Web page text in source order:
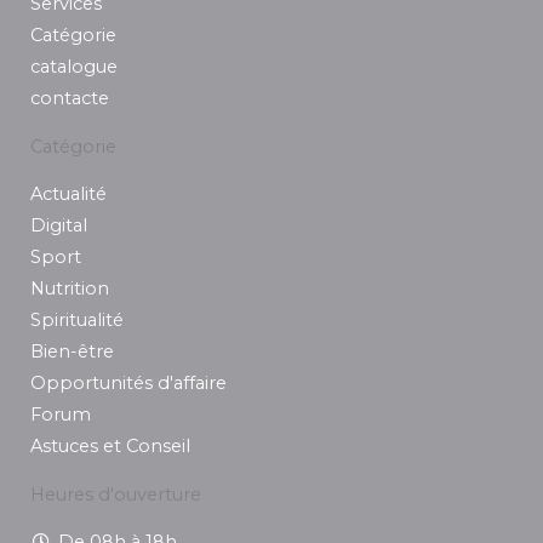
Catégorie
catalogue
contacte
Catégorie
Actualité
Digital
Sport
Nutrition
Spiritualité
Bien-être
Opportunités d'affaire
Forum
Astuces et Conseil
Heures d'ouverture